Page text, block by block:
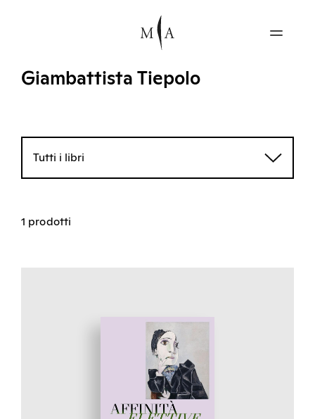
Giambattista Tiepolo
Tutti i libri
1 prodotti